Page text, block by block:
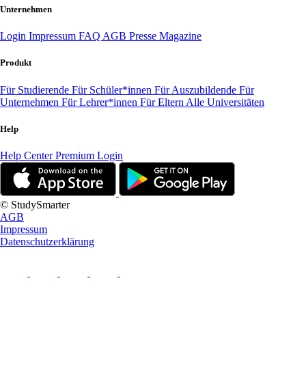
Unternehmen
Login Impressum FAQ AGB Presse Magazine
Produkt
Für Studierende Für Schüler*innen Für Auszubildende Für
Unternehmen Für Lehrer*innen Für Eltern Alle Universitäten
Help
Help CenterPremium Login
© StudySmarter
AGB
Impressum
Datenschutzerklärung